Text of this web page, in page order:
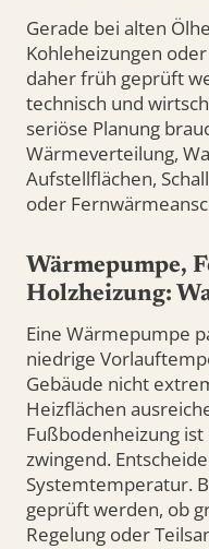
Gerade bei alten
Kohleheizungen
daher früh geprüft
technisch und
seriöse Planung
Wärmeverteilung,
Aufstellflächen,
oder
Wärmepumpe,
Holzheizung:
Eine Wärmepumpe
niedrige
Gebäude nicht
Heizflächen
Fußbodenheizung
zwingend.
Systemtemperatur.
geprüft werden, ob
Regelung oder